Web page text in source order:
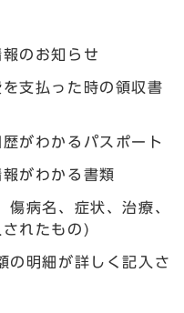
のお知らせ
支払った時の領収書
がわかるパスポート
がわかる書類
傷病名、症状、治療、
れたもの)
の明細が詳しく記入さ